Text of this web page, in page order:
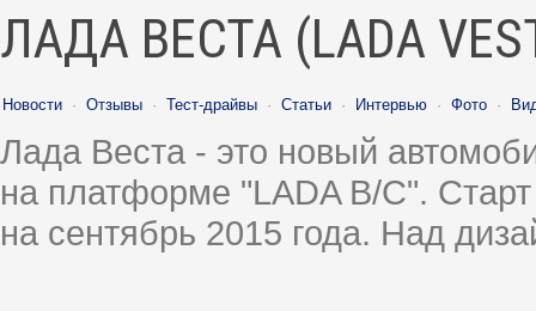
ЛАДА ВЕСТА (LADA
Новости · Отзывы · Тест-драйвы · Статьи · Интервью · Фото ·
Лада Веста - это новый
на платформе "LADA B/C".
на сентябрь 2015 года. Над